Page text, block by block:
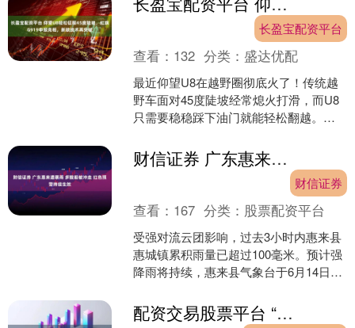
长盈宝配资平台
查看： 132 分类： 盛达优配
最近仰望U8在越野圈彻底火了！传统越
野车面对45度陡坡经常熄火打滑，而U8
只需要稳稳踩下油门就能轻松翻越。这
术的降维打击——四....
财信证券 广东惠来遭暴雨 多艘船被冲走 红色预警持续生效
财信证券
查看： 167 分类： 股票配资平台
受强对流云团影响，过去3小时内惠来县
惠城镇累积雨量已超过100毫米。预计强
降雨将持续，惠来县气象台于6月14日05
级为红色。....
配资交易股票平台 “糖丸爷爷”诞辰100周年 一生一事，糖丸济世